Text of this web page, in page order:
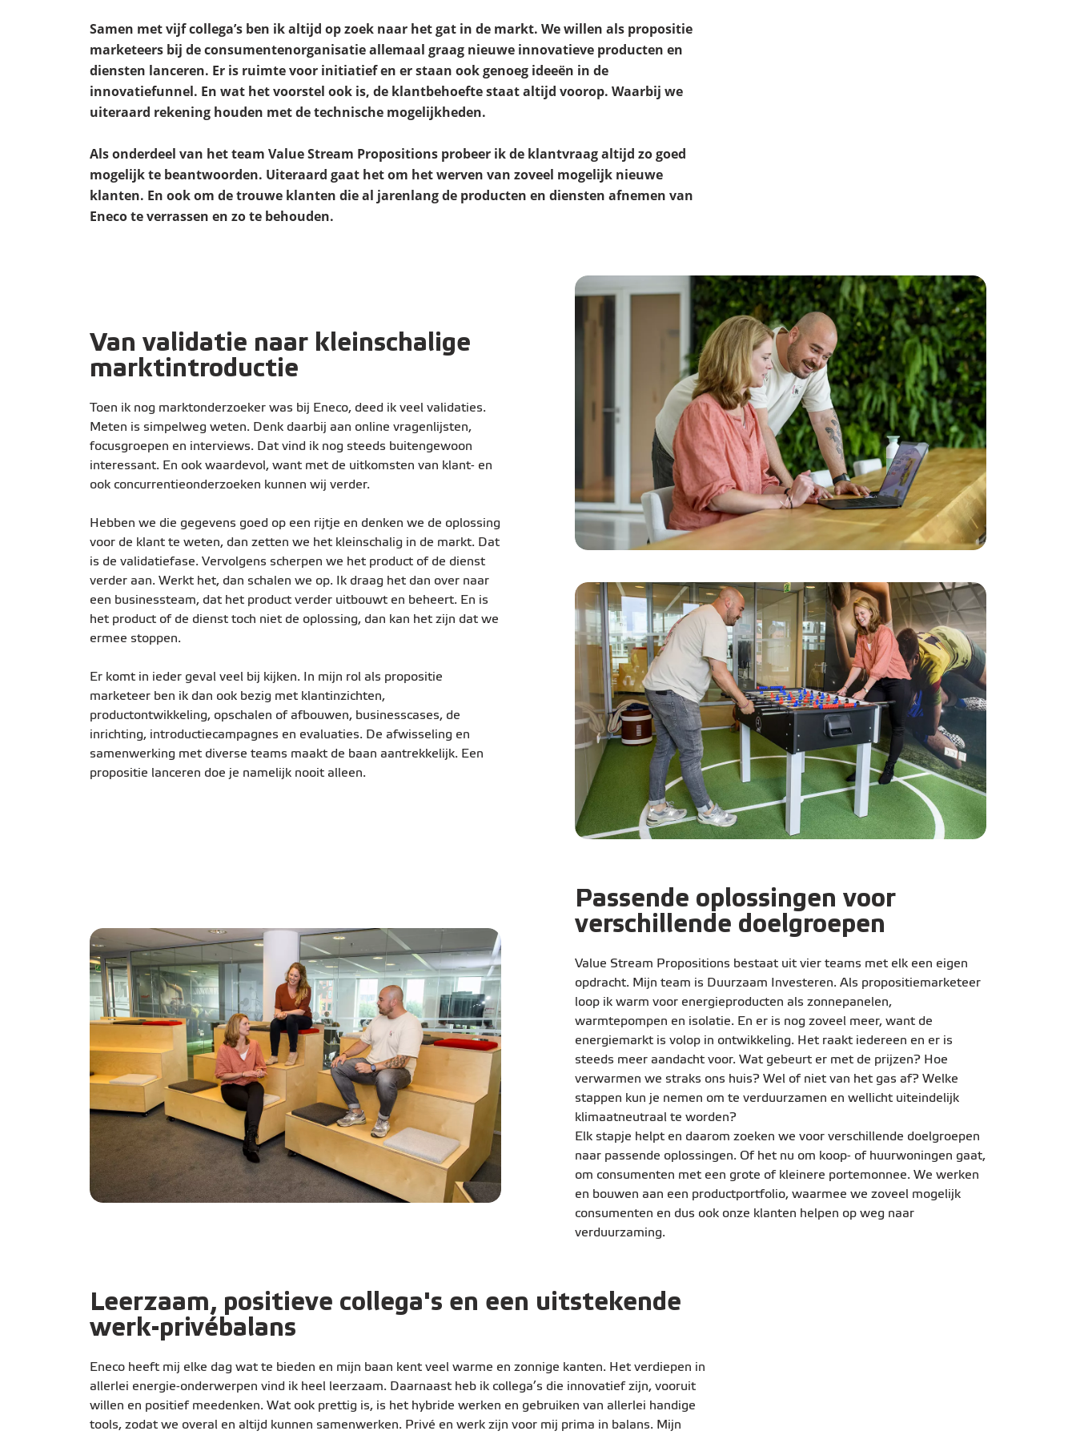
Samen met vijf collega’s ben ik altijd op zoek naar het gat in de markt. We willen als propositie
marketeers bij de consumentenorganisatie allemaal graag nieuwe innovatieve producten en
diensten lanceren. Er is ruimte voor initiatief en er staan ook genoeg ideeën in de
innovatiefunnel. En wat het voorstel ook is, de klantbehoefte staat altijd voorop. Waarbij we
uiteraard rekening houden met de technische mogelijkheden.
Als onderdeel van het team Value Stream Propositions probeer ik de klantvraag altijd zo goed
mogelijk te beantwoorden. Uiteraard gaat het om het werven van zoveel mogelijk nieuwe
klanten. En ook om de trouwe klanten die al jarenlang de producten en diensten afnemen van
Eneco te verrassen en zo te behouden.
Van validatie naar kleinschalige
marktintroductie
Toen ik nog marktonderzoeker was bij Eneco, deed ik veel validaties.
Meten is simpelweg weten. Denk daarbij aan online vragenlijsten,
focusgroepen en interviews. Dat vind ik nog steeds buitengewoon
interessant. En ook waardevol, want met de uitkomsten van klant- en
ook concurrentieonderzoeken kunnen wij verder.
Hebben we die gegevens goed op een rijtje en denken we de oplossing
voor de klant te weten, dan zetten we het kleinschalig in de markt. Dat
is de validatiefase. Vervolgens scherpen we het product of de dienst
verder aan. Werkt het, dan schalen we op. Ik draag het dan over naar
een businessteam, dat het product verder uitbouwt en beheert. En is
het product of de dienst toch niet de oplossing, dan kan het zijn dat we
ermee stoppen.
Er komt in ieder geval veel bij kijken. In mijn rol als propositie
marketeer ben ik dan ook bezig met klantinzichten,
productontwikkeling, opschalen of afbouwen, businesscases, de
inrichting, introductiecampagnes en evaluaties. De afwisseling en
samenwerking met diverse teams maakt de baan aantrekkelijk. Een
propositie lanceren doe je namelijk nooit alleen.
Passende oplossingen voor
verschillende doelgroepen
Value Stream Propositions bestaat uit vier teams met elk een eigen
opdracht. Mijn team is Duurzaam Investeren. Als propositiemarketeer
loop ik warm voor energieproducten als zonnepanelen,
warmtepompen en isolatie. En er is nog zoveel meer, want de
energiemarkt is volop in ontwikkeling. Het raakt iedereen en er is
steeds meer aandacht voor. Wat gebeurt er met de prijzen? Hoe
verwarmen we straks ons huis? Wel of niet van het gas af? Welke
stappen kun je nemen om te verduurzamen en wellicht uiteindelijk
klimaatneutraal te worden?
Elk stapje helpt en daarom zoeken we voor verschillende doelgroepen
naar passende oplossingen. Of het nu om koop- of huurwoningen gaat,
om consumenten met een grote of kleinere portemonnee. We werken
en bouwen aan een productportfolio, waarmee we zoveel mogelijk
consumenten en dus ook onze klanten helpen op weg naar
verduurzaming.
Leerzaam, positieve collega's en een uitstekende
werk-privébalans
Eneco heeft mij elke dag wat te bieden en mijn baan kent veel warme en zonnige kanten. Het verdiepen in
allerlei energie-onderwerpen vind ik heel leerzaam. Daarnaast heb ik collega’s die innovatief zijn, vooruit
willen en positief meedenken. Wat ook prettig is, is het hybride werken en gebruiken van allerlei handige
tools, zodat we overal en altijd kunnen samenwerken. Privé en werk zijn voor mij prima in balans. Mijn